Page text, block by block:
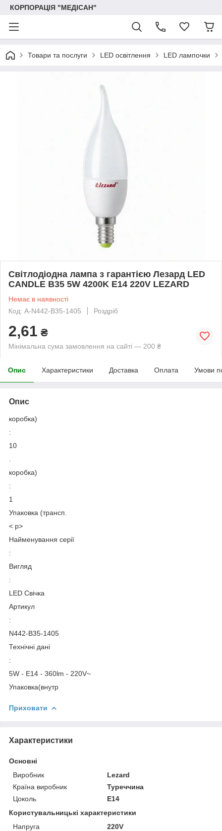
КОРПОРАЦІЯ "МЕДІСАН"
Товари та послуги LED освітлення LED лампочки
Світлодіодна лампа з гарантією Лезард LED
CANDLE B35 5W 4200K E14 220V LEZARD
Немає в наявності
Код: A-N442-B35-1405
Роздріб
2,61 ₴
Мінімальна сума замовлення на сайті — 200 ₴
Опис Характеристики Доставка Оплата Умови
Опис
коробка)
:
10
коробка)
:
1
Упаковка (трансп.
< p>
Найменування серії
:
Вигляд
:
LED Свічка
Артикул
:
N442-B35-1405
Технічні дані
:
5W - E14 - 360lm - 220V~
Упаковка(внутр
Приховати
Характеристики
Основні
Виробник
Lezard
Країна виробник
Туреччина
Цоколь
E14
Користувальницькі характеристики
Напруга
220V